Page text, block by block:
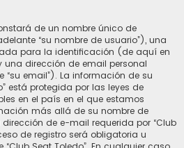
de un nombre único de
“su nombre de usuario”), una
para la identificación (de aquí en
una dirección de email personal
email”). La información de su
está protegida por las leyes de
en el país en el que estamos
más allá de su nombre de
de e-mail requerida por “Club
de registro será obligatoria u